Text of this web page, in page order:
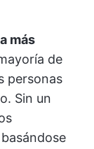
más
de
personas
Sin un